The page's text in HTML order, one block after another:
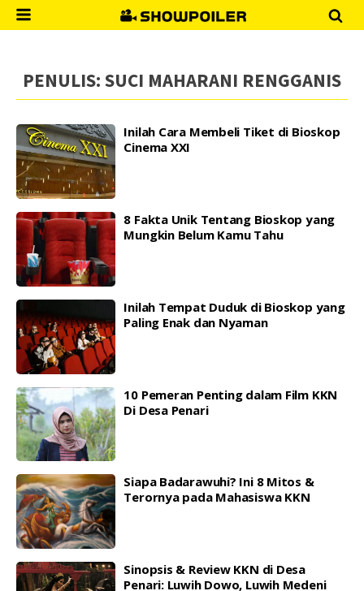
PENULIS:SUCI MAHARANI RENGGANIS
Inilah Cara Membeli Tiket di Bioskop
Cinema XXI
8 Fakta Unik Tentang Bioskop yang
Mungkin Belum Kamu Tahu
Inilah Tempat Duduk di Bioskop yang
Paling Enak dan Nyaman
10 Pemeran Penting dalam Film KKN
Di Desa Penari
Siapa Badarawuhi? Ini 8 Mitos &
Terornya pada Mahasiswa KKN
Sinopsis & Review KKN di Desa
Penari: Luwih Dowo, Luwih Medeni